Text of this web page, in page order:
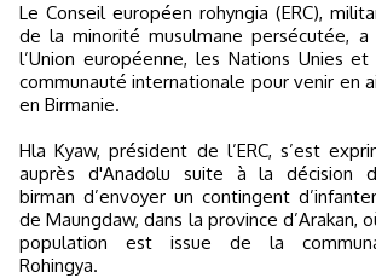
Le Conseil européen rohyngia (ERC), militant pour les droits
de la minorité musulmane persécutée,
l’Union européenne, les Nations Unies
communauté internationale pour venir en
en Birmanie.
Hla Kyaw, président de l’ERC, s’est
auprès d'Anadolu suite à la décision
birman d’envoyer un contingent
de Maungdaw, dans la province d’Arakan,
population est issue de la
Rohingya.